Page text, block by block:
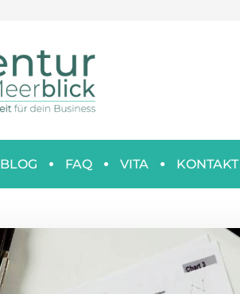
BLOG FAQ VITA KONTAKT